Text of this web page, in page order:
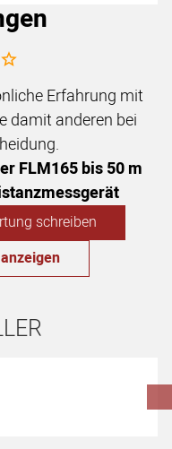
abgegeben
Erfahrung mit
damit anderen bei
FLM165 bis 50 m
schreiben